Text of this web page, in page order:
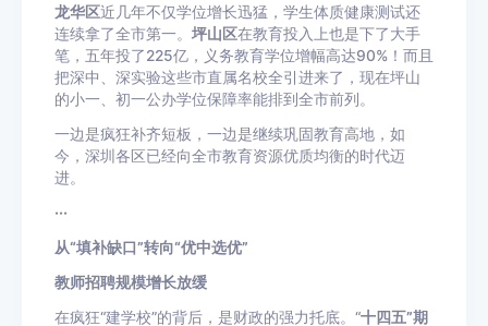
龙华区近几年不仅学位增长迅猛，学生体质健康测试还
连续拿了全市第一。 坪山区在教育投入上也是下了大手
笔，五年投了225亿，义务教育学位增幅高达90%！而且
把深中、深实验这些市直属名校全引进来了，现在坪山
的小一、初一公办学位保障率能排到全市前列。
一边是疯狂补齐短板，一边是继续巩固教育高地，如
今，深圳各区已经向全市教育资源优质均衡的时代迈
进。
···
从“填补缺口”转向“优中选优”
教师招聘规模增长放缓
在疯狂“建学校”的背后，是财政的强力托底。“十四五”期